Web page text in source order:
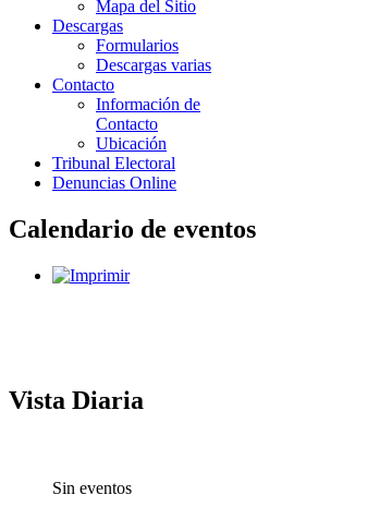
Mapa del Sitio
Descargas
Formularios
Descargas varias
Contacto
Información de
Contacto
Ubicación
Tribunal Electoral
Denuncias Online
Calendario de eventos
Vista Diaria
Sin eventos